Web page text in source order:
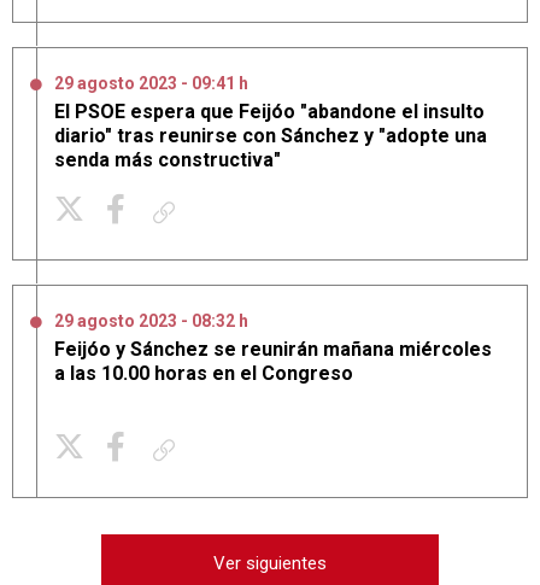
29 agosto 2023 - 09:41 h
El PSOE espera que Feijóo "abandone el insulto
diario" tras reunirse con Sánchez y "adopte una
senda más constructiva"
29 agosto 2023 - 08:32 h
Feijóo y Sánchez se reunirán mañana miércoles
a las 10.00 horas en el Congreso
Ver siguientes